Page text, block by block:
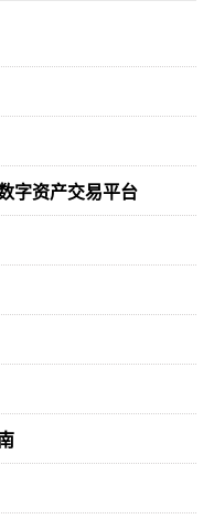
字资产交易平台